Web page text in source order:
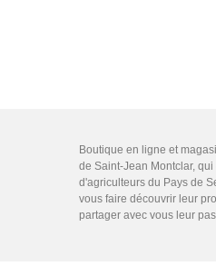
Boutique en ligne et
de Saint-Jean Montclar,
d'agriculteurs du Pays de
vous faire découvrir leur
partager avec vous leur